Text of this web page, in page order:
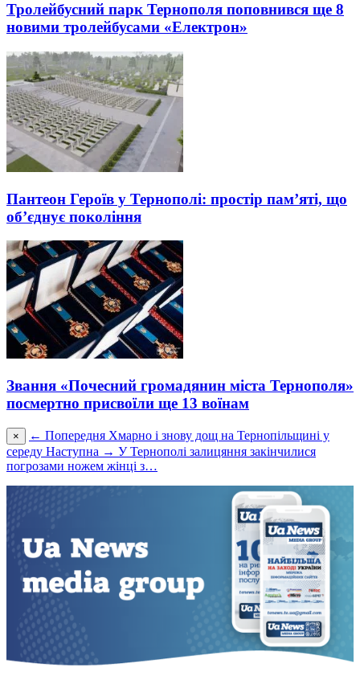
Тролейбусний парк Тернополя поповнився ще 8
новими тролейбусами «Електрон»
Пантеон Героїв у Тернополі: простір пам’яті, що
об’єднує покоління
Звання «Почесний громадянин міста Тернополя»
посмертно присвоїли ще 13 воїнам
× ← Попередня Хмарно і знову дощ на Тернопільщині у
середу Наступна → У Тернополі залицяння закінчилися
погрозами ножем жінці з…